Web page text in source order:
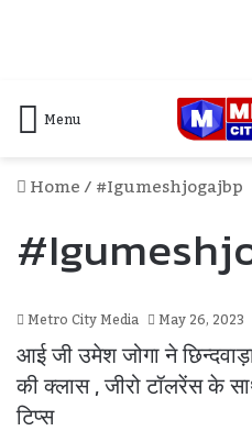
Menu
Home/#igumeshjogajbp
Metro City Media
May 26, 2023
आई जी उमेश जोगा ने
की क्लास , जीरो टॉलरेंस के
टिप्स